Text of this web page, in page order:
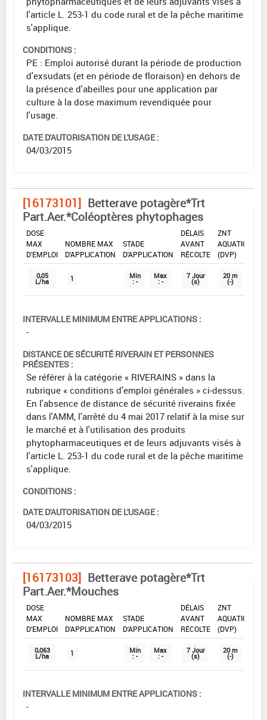
l'article L. 253-1 du code rural et de la pêche maritime
s'applique.
CONDITIONS :
PE : Emploi autorisé durant la période de production
d'exsudats (et en période de floraison) en dehors de
la présence d'abeilles pour une application par
culture à la dose maximum revendiquée pour
l'usage.
DATE D'AUTORISATION DE L'USAGE :
04/03/2015
[16173101] Betterave potagère*Trt
Part.Aer.*Coléoptères phytophages
DOSE
MAX
D'EMPLOI
NOMBRE MAX
D'APPLICATION
STADE
D'APPLICATION
DÉLAIS
AVANT
RÉCOLTE
ZNT
AQUATIQUE
(DVP)
0,05
L/ha 1 Min
: -
Max
: -
7 Jour
(s)
20 m
(-)
INTERVALLE MINIMUM ENTRE APPLICATIONS :
-
DISTANCE DE SÉCURITÉ RIVERAIN ET PERSONNES
PRÉSENTES :
Se référer à la catégorie « RIVERAINS » dans la
rubrique « conditions d'emploi générales » ci-dessus.
En l'absence de distance de sécurité riverains fixée
dans l'AMM, l'arrêté du 4 mai 2017 relatif à la mise sur
le marché et à l'utilisation des produits
phytopharmaceutiques et de leurs adjuvants visés à
l'article L. 253-1 du code rural et de la pêche maritime
s'applique.
CONDITIONS :
DATE D'AUTORISATION DE L'USAGE :
04/03/2015
[16173103] Betterave potagère*Trt
Part.Aer.*Mouches
DOSE
MAX
D'EMPLOI
NOMBRE MAX
D'APPLICATION
STADE
D'APPLICATION
DÉLAIS
AVANT
RÉCOLTE
ZNT
AQUATIQUE
(DVP)
0,063
L/ha 1 Min
: -
Max
: -
7 Jour
(s)
20 m
(-)
INTERVALLE MINIMUM ENTRE APPLICATIONS :
-